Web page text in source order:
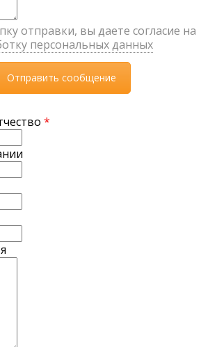
отправки, вы даете согласие на
персональных данных
*